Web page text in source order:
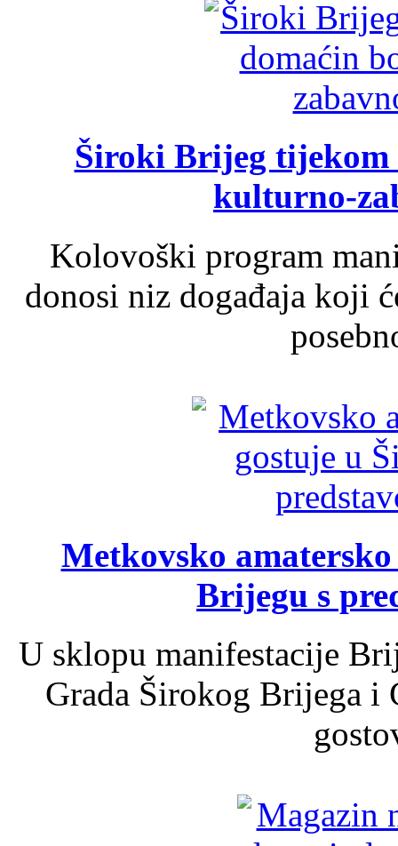
Široki Brijeg tijekom
kulturno-
Kolovoški program
donosi niz događaja koji
Metkovsko
Brijegu s
U sklopu manifestacije
Grada Širokog Brijega